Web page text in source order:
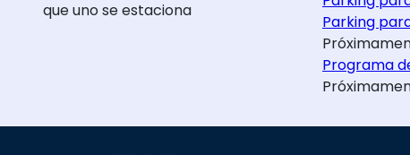
que uno se estaciona
Parking
Programa